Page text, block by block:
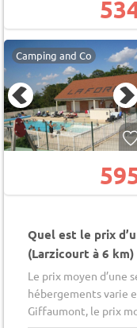
Camping and Co
Quel est le prix
(Larzicourt à 6 km)
Le prix moyen d’une
hébergements varie
Giffaumont, le prix